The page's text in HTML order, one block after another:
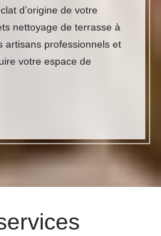
d’origine de votre
nettoyage de terrasse à
artisans professionnels et
votre espace de